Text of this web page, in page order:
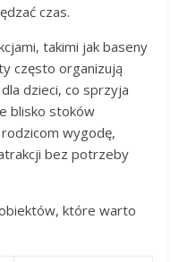
czas.
takimi jak baseny
często organizują
dzieci, co sprzyja
blisko stoków
wygodę,
bez potrzeby
które warto